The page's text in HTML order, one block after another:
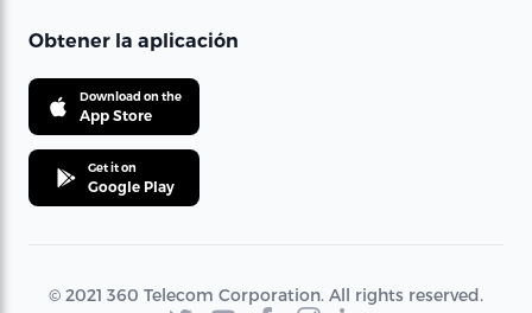
Obtener la aplicación
Download on the
App Store
Get it on
Google Play
© 2021 360 Telecom Corporation. All rights reserved.